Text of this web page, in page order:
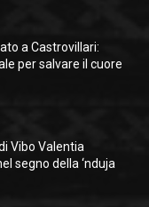
a Castrovillari:
per salvare il cuore
Vibo Valentia
segno della ‘nduja